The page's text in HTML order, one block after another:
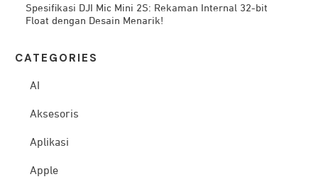
Spesifikasi DJI Mic Mini 2S: Rekaman Internal 32-bit
Float dengan Desain Menarik!
CATEG ORIES
AI
Aksesoris
Aplikasi
Apple